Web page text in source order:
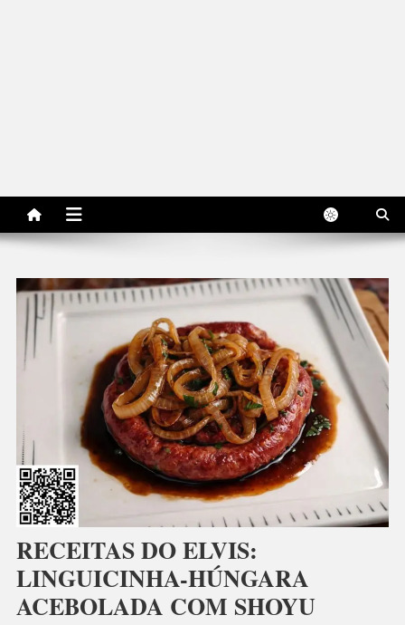
RECEITAS DO ELVIS:
LINGUICINHA-HÚNGARA
ACEBOLADA COM SHOYU